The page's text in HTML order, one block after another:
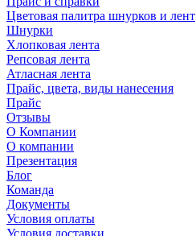
Цветовая палитра шнурков и лент
Шнурки
Хлопковая лента
Репсовая лента
Атласная лента
Прайс, цвета, виды нанесения
Прайс
Отзывы
О Компании
О компании
Презентация
Блог
Команда
Документы
Условия оплаты
Условия доставки